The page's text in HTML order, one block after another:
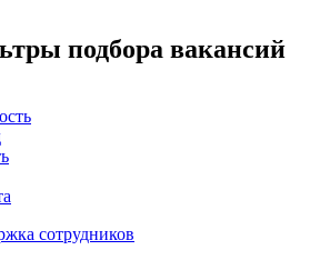
подбора вакансий
сотрудников